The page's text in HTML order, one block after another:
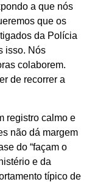
a que nós
que os
da Polícia
isso. Nós
colaborem.
de recorrer a
registro calmo e
não dá margem
do “façam o
e da
típico de